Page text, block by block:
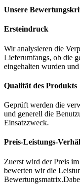
Unsere
Ersteindruck
Wir analysieren die
Lieferumfangs, ob die
eingehalten wurden
Qualität des Produkts
Geprüft werden die
und generell die
Einsatzzweck.
Preis-Leistungs-
Zuerst wird der Preis
bewerten wir die